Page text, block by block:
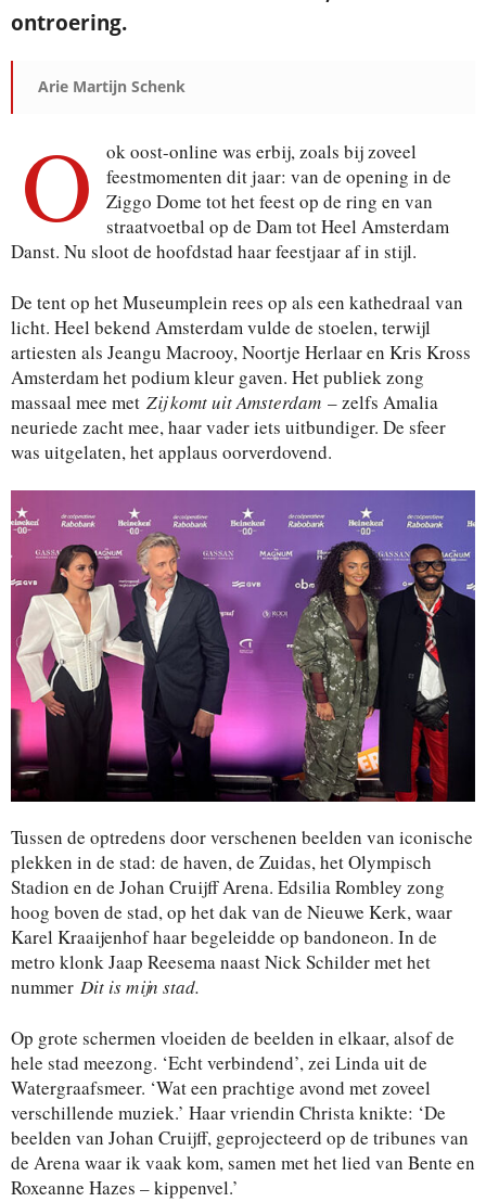
ontroering.
Arie Martijn Schenk
O
ok oost-online was erbij, zoals bij zoveel
feestmomenten dit jaar: van de opening in de
Ziggo Dome tot het feest op de ring en van
straatvoetbal op de Dam tot Heel Amsterdam
Danst. Nu sloot de hoofdstad haar feestjaar af in stijl.
De tent op het Museumplein rees op als een kathedraal van
licht. Heel bekend Amsterdam vulde de stoelen, terwijl
artiesten als Jeangu Macrooy, Noortje Herlaar en Kris Kross
Amsterdam het podium kleur gaven. Het publiek zong
massaal mee met Zij komt uit Amsterdam – zelfs Amalia
neuriede zacht mee, haar vader iets uitbundiger. De sfeer
was uitgelaten, het applaus oorverdovend.
Tussen de optredens door verschenen beelden van iconische
plekken in de stad: de haven, de Zuidas, het Olympisch
Stadion en de Johan Cruijff Arena. Edsilia Rombley zong
hoog boven de stad, op het dak van de Nieuwe Kerk, waar
Karel Kraaijenhof haar begeleidde op bandoneon. In de
metro klonk Jaap Reesema naast Nick Schilder met het
nummer Dit is mijn stad.
Op grote schermen vloeiden de beelden in elkaar, alsof de
hele stad meezong. ‘Echt verbindend’, zei Linda uit de
Watergraafsmeer. ‘Wat een prachtige avond met zoveel
verschillende muziek.’ Haar vriendin Christa knikte: ‘De
beelden van Johan Cruijff, geprojecteerd op de tribunes van
de Arena waar ik vaak kom, samen met het lied van Bente en
Roxeanne Hazes – kippenvel.’